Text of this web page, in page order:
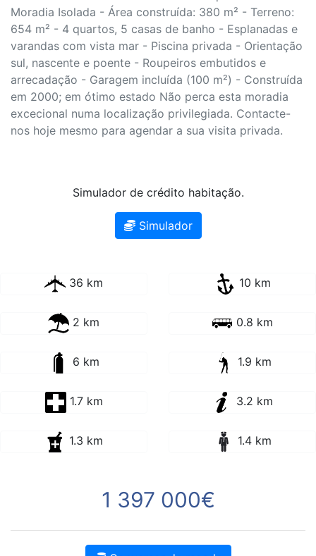
Moradia Isolada - Área construída: 380 m² - Terreno:
654 m² - 4 quartos, 5 casas de banho - Esplanadas e
varandas com vista mar - Piscina privada - Orientação
sul, nascente e poente - Roupeiros embutidos e
arrecadação - Garagem incluída (100 m²) - Construída
em 2000; em ótimo estado Não perca esta moradia
excecional numa localização privilegiada. Contacte-
nos hoje mesmo para agendar a sua visita privada.
Simulador de crédito habitação.
Simulador
36 km 10 km
2 km 0.8 km
6 km 1.9 km
1.7 km 3.2 km
1.3 km 1.4 km
1 397 000€